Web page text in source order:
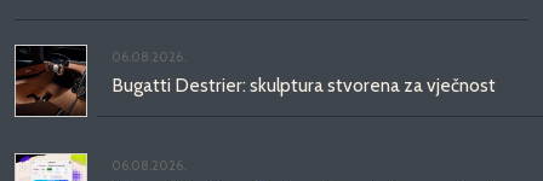
06.08.2026.
Bugatti Destrier: skulptura stvorena za vječnost
06.08.2026.